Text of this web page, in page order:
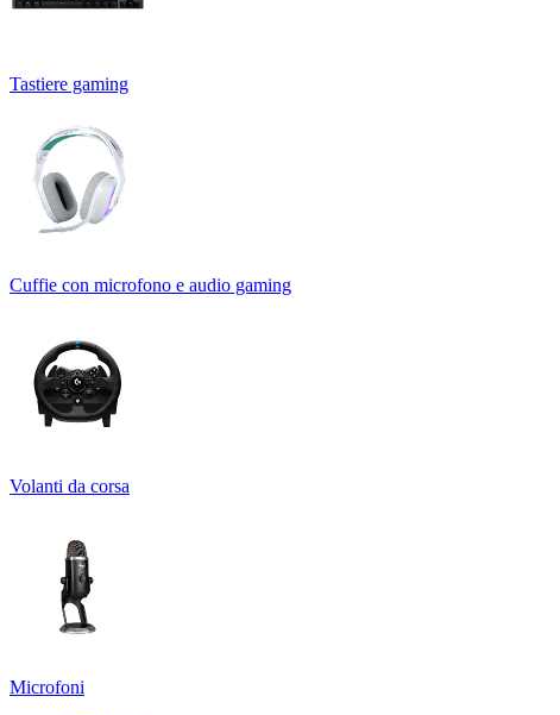
Tastiere gaming
Cuffie con microfono e audio gaming
Volanti da corsa
Microfoni